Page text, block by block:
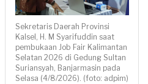
Sekretaris Daerah Provinsi
Kalsel, H. M Syarifuddin saat
pembukaan Job Fair Kalimantan
Selatan 2026 di Gedung Sultan
Suriansyah, Banjarmasin pada
Selasa (4/8/2026). (foto: adpim)